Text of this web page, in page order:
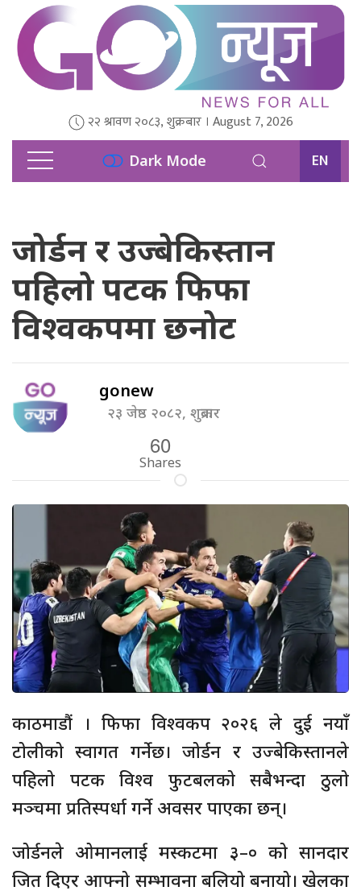
२२ श्रावण २०८३, शुक्रबार । August 7, 2026
Dark Mode EN
जोर्डन र उज्बेकिस्तान
पहिलो पटक फिफा
विश्वकपमा छनोट
gonew
२३ जेष्ठ २०८२, शुक्रबार
60
Shares
काठमाडौं । फिफा विश्वकप २०२६ ले दुई नयाँ
टोलीको स्वागत गर्नेछ। जोर्डन र उज्बेकिस्तानले
पहिलो पटक विश्व फुटबलको सबैभन्दा ठुलो
मञ्चमा प्रतिस्पर्धा गर्ने अवसर पाएका छन्।
जोर्डनले ओमानलाई मस्कटमा ३–० को सानदार
जित दिएर आफ्नो सम्भावना बलियो बनायो। खेलका